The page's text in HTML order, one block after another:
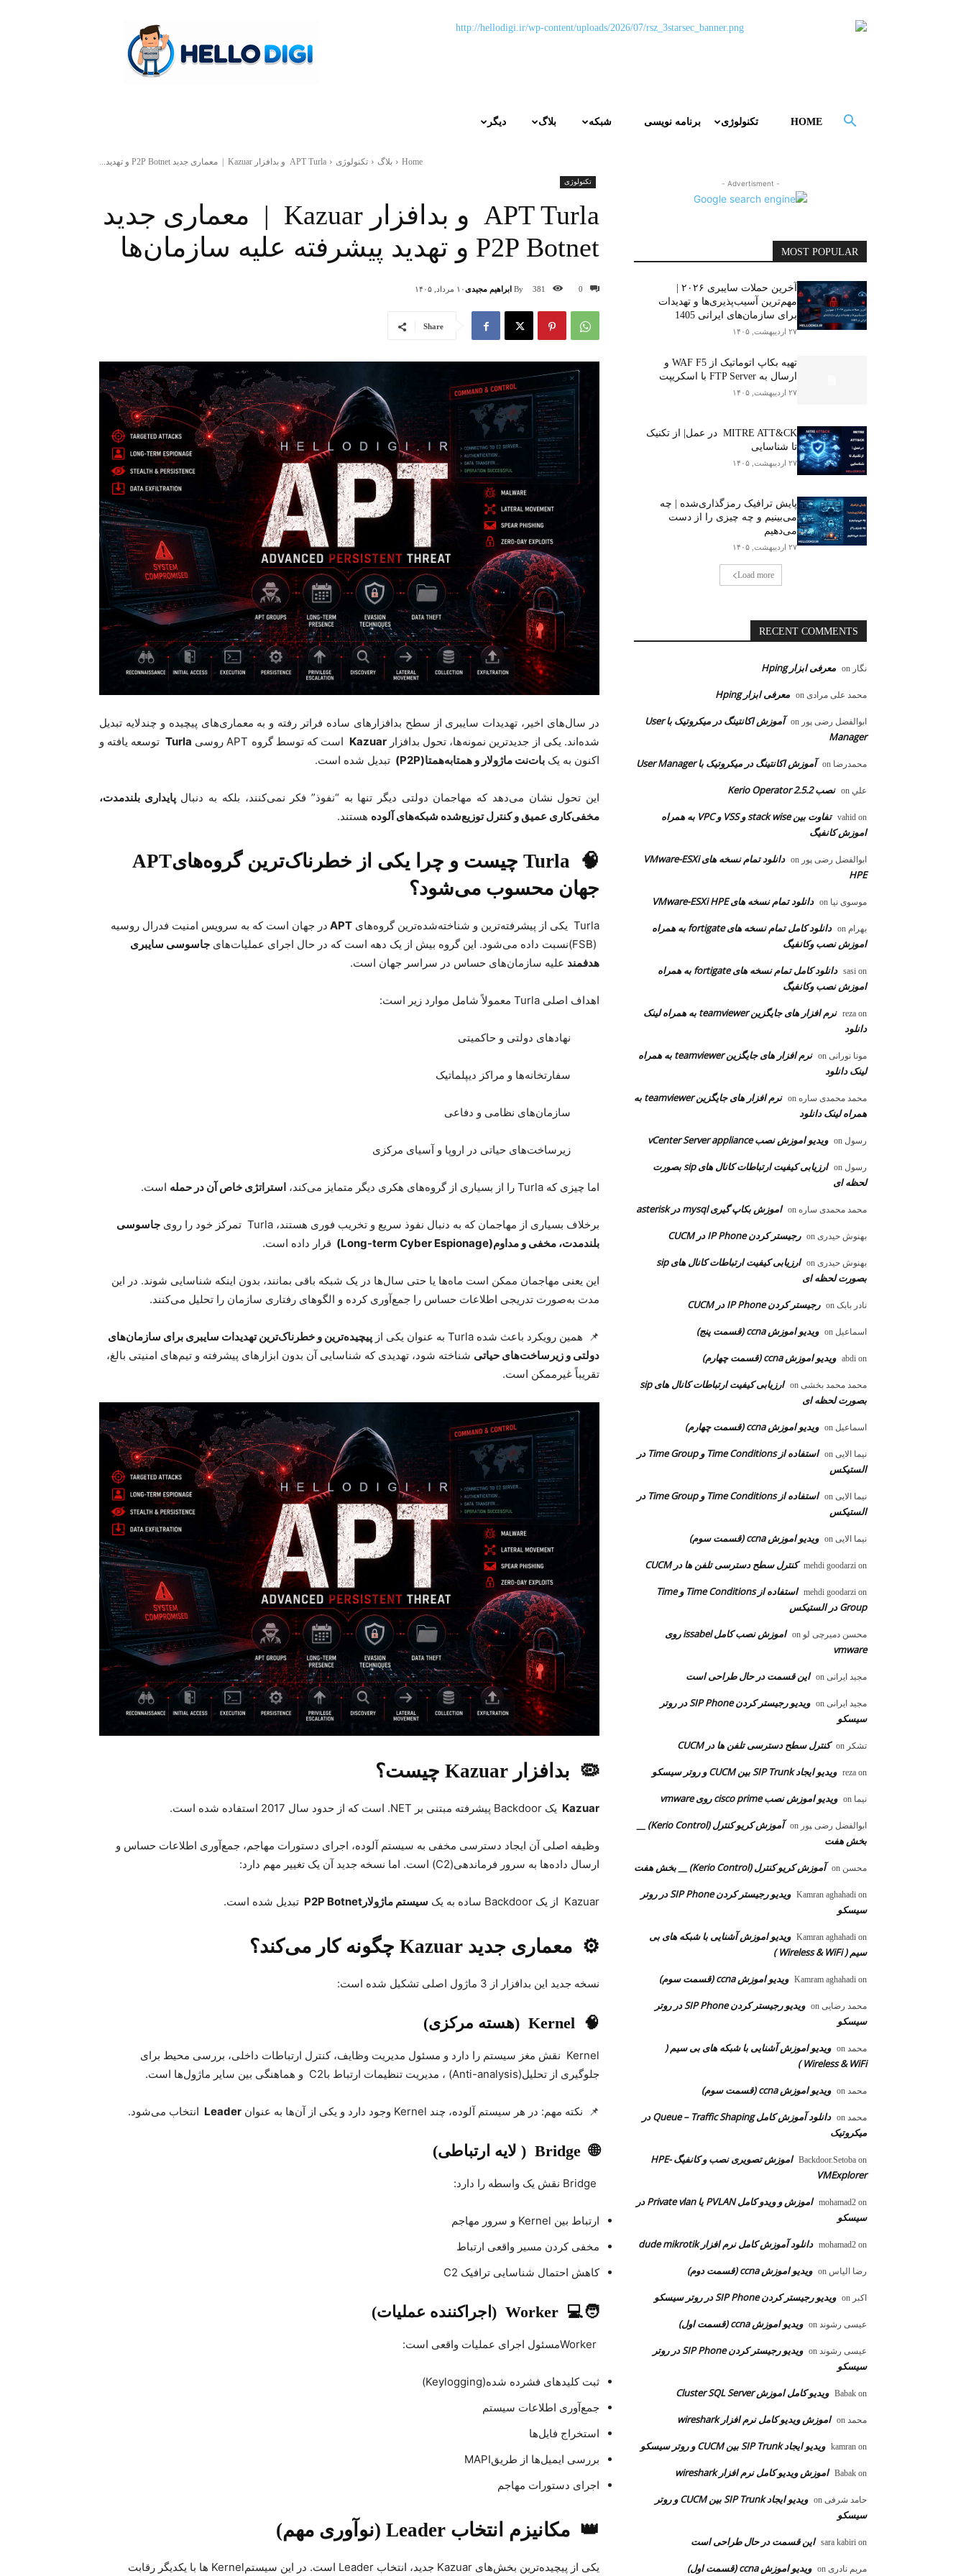
دیگر بلاگ شبکه برنامه نویسی تکنولوژی HOME
Home بلاگ تکنولوژی APT Turla و بدافزار Kazuar | معماری جدید P2P Botnet و تهدید...
تکنولوژی
APT Turla و بدافزار Kazuar | معماری جدید
P2P Botnet و تهدید پیشرفته علیه سازمان‌ها
By ابراهیم مجیدی۱۰ مرداد, ۱۴۰۵ 0
381
Share
در سال‌های اخیر، تهدیدات سایبری از سطح بدافزارهای ساده فراتر رفته و به معماری‌های پیچیده و چندلایه تبدیل
شده‌اند. یکی از جدیدترین نمونه‌ها، تحول بدافزارKazuar است که توسط گروه APT روسی Turla توسعه یافته و
اکنون به یک بات‌نت ماژولار و همتابه‌همتا(P2P) تبدیل شده است.
این تحول نشان می‌دهد که مهاجمان دولتی دیگر تنها به “نفوذ” فکر نمی‌کنند، بلکه به دنبالپایداری بلندمدت،
مخفی‌کاری عمیق و کنترل توزیع‌شده شبکه‌های آلوده هستند.
🧠
Turla چیست و چرا یکی از خطرناک‌ترین گروه‌هایAPT
جهان محسوب می‌شود؟
Turla یکی از پیشرفته‌ترین و شناخته‌شده‌ترین گروه‌های APT در جهان است که به سرویس امنیت فدرال روسیه
(FSB)نسبت داده می‌شود. این گروه بیش از یک دهه است که در حال اجرای عملیات‌های جاسوسی سایبری
هدفمند علیه سازمان‌های حساس در سراسر جهان است.
اهداف اصلی Turla معمولاً شامل موارد زیر است:
نهادهای دولتی و حاکمیتی
سفارتخانه‌ها و مراکز دیپلماتیک
سازمان‌های نظامی و دفاعی
زیرساخت‌های حیاتی در اروپا و آسیای مرکزی
اما چیزی که Turla را از بسیاری از گروه‌های هکری دیگر متمایز می‌کند، استراتژی خاص آن در حمله است.
برخلاف بسیاری از مهاجمان که به دنبال نفوذ سریع و تخریب فوری هستند، Turla تمرکز خود را روی جاسوسی
بلندمدت، مخفی و مداوم(Long-term Cyber Espionage) قرار داده است.
این یعنی مهاجمان ممکن است ماه‌ها یا حتی سال‌ها در یک شبکه باقی بمانند، بدون اینکه شناسایی شوند. در این
مدت به‌صورت تدریجی اطلاعات حساس را جمع‌آوری کرده و الگوهای رفتاری سازمان را تحلیل می‌کنند.
📌 همین رویکرد باعث شده Turla به عنوان یکی از پیچیده‌ترین و خطرناک‌ترین تهدیدات سایبری برای سازمان‌های
دولتی و زیرساخت‌های حیاتی شناخته شود، تهدیدی که شناسایی آن بدون ابزارهای پیشرفته و تیم‌های امنیتی بالغ،
تقریباً غیرممکن است.
🦠 بدافزار Kazuar چیست؟
Kazuar یک Backdoor پیشرفته مبتنی بر .NET است که از حدود سال 2017 استفاده شده است .
وظیفه اصلی آن ایجاد دسترسی مخفی به سیستم آلوده، اجرای دستورات مهاجم، جمع‌آوری اطلاعات حساس و
ارسال داده‌ها به سرور فرماندهی(C2) است. اما نسخه جدید آن یک تغییر مهم دارد:
Kazuar از یک Backdoor ساده به یک سیستم ماژولار P2P Botnet تبدیل شده است.
⚙️ معماری جدید Kazuar چگونه کار می‌کند؟
نسخه جدید این بدافزار از 3 ماژول اصلی تشکیل شده است :
🧠
Kernel (هسته مرکزی)
Kernel نقش مغز سیستم را دارد و مسئول مدیریت وظایف، کنترل ارتباطات داخلی، بررسی محیط برای
جلوگیری از تحلیل(Anti-analysis) ، مدیریت تنظیمات ارتباط باC2 و هماهنگی بین سایر ماژول‌ها است.
📌 نکته مهم: در هر سیستم آلوده، چند Kernel وجود دارد و یکی از آن‌ها به عنوان Leader انتخاب می‌شود.
🌐
Bridge ( لایه ارتباطی)
Bridge نقش یک واسطه را دارد:
ارتباط بین Kernel و سرور مهاجم
مخفی کردن مسیر واقعی ارتباط
کاهش احتمال شناسایی ترافیک C2
🧑
💻
Worker (اجراکننده عملیات)
Workerمسئول اجرای عملیات واقعی است:
ثبت کلیدهای فشرده شده(Keylogging)
جمع‌آوری اطلاعات سیستم
استخراج فایل‌ها
بررسی ایمیل‌ها از طریقMAPI
اجرای دستورات مهاجم
👑 مکانیزم انتخاب Leader (نوآوری مهم)
یکی از پیچیده‌ترین بخش‌های Kazuar جدید، انتخاب Leader است. در این سیستمKernel ها با یکدیگر رقابت
- Advertisment -
MOST POPULAR
مهم‌ترین آسیب‌پذیری‌ها و تهدیدات
برای سازمان‌های ایرانی 1405
۲۷ اردیبهشت, ۱۴۰۵
تهیه بکاپ اتوماتیک از WAF F5 و
ارسال به FTP Server با اسکریپت
۲۷ اردیبهشت, ۱۴۰۵
MITRE ATT&CK در عمل| از تکنیک
تا شناسایی
۲۷ اردیبهشت, ۱۴۰۵
پایش ترافیک رمزگذاری‌شده | چه
می‌بینیم و چه چیزی را از دست
می‌دهیم
۲۷ اردیبهشت, ۱۴۰۵
Load more
RECENT COMMENTS
نگار معرفی ابزار Hping
محمد علی مرادی معرفی ابزار Hping
ابوالفضل رضی پور
آموزش اکانتینگ در میکروتیک با User
Manager
محمدرضا آموزش اکانتینگ در میکروتیک با User Manager
علي نصب Kerio Operator 2.5.2
vahid on
تفاوت بین stack wise و VSS و VPC به همراه
اموزش کانفیگ
ابوالفضل رضی پور
دانلود تمام نسخه های VMware-ESXi
HPE
موسوی نیا دانلود تمام نسخه های VMware-ESXi HPE
بهرام
دانلود کامل تمام نسخه های fortigate به همراه
اموزش نصب وکانفیگ
sasi on
دانلود کامل تمام نسخه های fortigate به همراه
اموزش نصب وکانفیگ
reza on
نرم افزار های جایگزین teamviewer به همراه لینک
دانلود
مونا نورانی
نرم افزار های جایگزین teamviewer به همراه
لینک دانلود
محمد محمدی ساره
نرم افزار های جایگزین teamviewer به
همراه لینک دانلود
رسول ویدیو اموزش نصب vCenter Server appliance
رسول
ارزیابی کیفیت ارتباطات کانال های sip بصورت
لحظه ای
محمد محمدی ساره اموزش بکاپ گیری mysql در asterisk
بهنوش حیدری رجیستر کردن IP Phone در CUCM
بهنوش حیدری
ارزیابی کیفیت ارتباطات کانال های sip
بصورت لحظه ای
نادر بابک رجیستر کردن IP Phone در CUCM
اسماعیل ویدیو اموزش ccna (قسمت پنج)
abdi on ویدیو اموزش ccna (قسمت چهارم)
محمد محمد بخشی
ارزیابی کیفیت ارتباطات کانال های sip
بصورت لحظه ای
اسماعیل ویدیو اموزش ccna (قسمت چهارم)
نیما الایی
استفاده از Time Conditions و Time Group در
الستیکس
نیما الایی
استفاده از Time Conditions و Time Group در
الستیکس
نیما الایی ویدیو اموزش ccna (قسمت سوم)
mehdi goodarzi on کنترل سطح دسترسی تلفن ها در CUCM
mehdi goodarzi on
استفاده از Time Conditions و Time
Group در الستیکس
محسن دمیرچی لو
اموزش نصب کامل issabel روی
vmware
مجید ایرانی این قسمت در حال طراحی است
مجید ایرانی
ویدیو رجیستر کردن SIP Phone در روتر
سیسکو
تشکر کنترل سطح دسترسی تلفن ها در CUCM
reza on ویدیو ایجاد SIP Trunk بین CUCM و روتر سیسکو
نیما ویدیو اموزش نصب cisco prime روی vmware
ابوالفضل رضی ‍‍پور
آموزش کریو کنترل (Kerio Control) __
بخش هفت
محسن آموزش کریو کنترل (Kerio Control) __ بخش هفت
Kamran aghahadi on
ویدیو رجیستر کردن SIP Phone در روتر
سیسکو
Kamran aghahadi on
ویدیو اموزش آشنایی با شبکه های بی
سیم ( Wireless & WiFi )
Kamram aghahadi on ویدیو اموزش ccna (قسمت سوم)
محمد رضایی
ویدیو رجیستر کردن SIP Phone در روتر
سیسکو
محمد
ویدیو اموزش آشنایی با شبکه های بی سیم (
Wireless & WiFi )
محمد ویدیو اموزش ccna (قسمت سوم)
محمد
دانلود آموزش کامل Queue – Traffic Shaping در
میکروتیک
Backdoor.Setoba on
اموزش تصویری نصب و کانفیگ HPE-
VMExplorer
mohamad2 on
اموزش و ویدو کامل PVLAN یا Private vlan در
سیسکو
mohamad2 on دانلود آموزش کامل نرم افزار dude mikrotik
رضا الیاس ویدیو اموزش ccna (قسمت دوم)
اکبر ویدیو رجیستر کردن SIP Phone در روتر سیسکو
عیسی رشوند ویدیو اموزش ccna (قسمت اول)
عیسی رشوند
ویدیو رجیستر کردن SIP Phone در روتر
سیسکو
Babak on ویدیو کامل اموزش Cluster SQL Server
محمد اموزش ویدیو کامل نرم افزار wireshark
kamran on ویدیو ایجاد SIP Trunk بین CUCM و روتر سیسکو
Babak on اموزش ویدیو کامل نرم افزار wireshark
حامد شرفی
ویدیو ایجاد SIP Trunk بین CUCM و روتر
سیسکو
sara kabiri on این قسمت در حال طراحی است
مریم نادری ویدیو اموزش ccna (قسمت اول)